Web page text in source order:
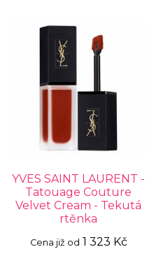
YVES SAINT LAURENT -
Tatouage Couture
Velvet Cream - Tekutá
rtěnka
Cena již od 1 323 Kč